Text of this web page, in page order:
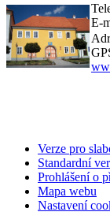
E-
Verze pro
Standardní
Prohlášení o
Mapa webu
Nastavení